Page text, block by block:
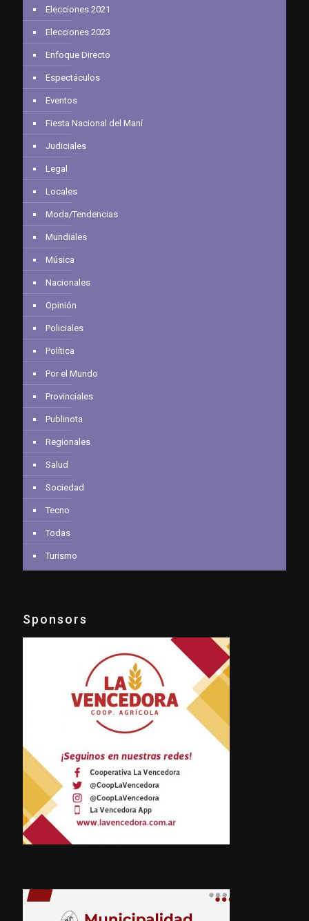
Elecciones 2021
Elecciones 2023
Enfoque Directo
Espectáculos
Eventos
Fiesta Nacional del Maní
Judiciales
Legal
Locales
Moda/Tendencias
Mundiales
Música
Nacionales
Opinión
Policiales
Política
Por el Mundo
Provinciales
Publinota
Regionales
Salud
Sociedad
Tecno
Todas
Turismo
Sponsors